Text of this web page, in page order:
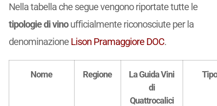
Nella tabella che segue vengono riportate tutte le
tipologie di vinoufficialmente riconosciute per la
denominazione Lison Pramaggiore DOC.
Nome Regione
La Guida Vini
di
Quattrocalici